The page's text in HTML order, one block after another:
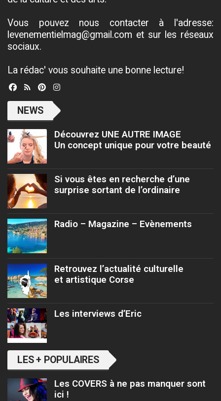
Vous pouvez nous contacter à l'adresse:
levenementielmag@gmail.com et sur les réseaux
sociaux.
La rédac' vous souhaite une bonne lecture!
NEWS
Découvrez UNE AUTRE IMAGE
Un concept unique pour votre beauté
Si vous êtes en recherche d’une
surprise sortant de l’ordinaire
Radio – Magazine – Evènements
Retrouvez l’actualité culturelle
et artistique Corse
Les interviews d’Eric
LES + POPULAIRES
Les COVERS à ne pas manquer sont
ici !